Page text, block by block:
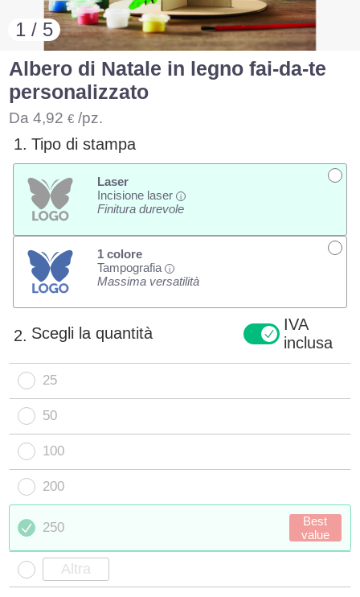
1 / 5
Albero di Natale in legno fai-da-te
personalizzato
Da4,92 € /pz.
1. Tipo di stampa
Laser
Incisione laser
i
Finitura durevole
1 colore
Tampografia
i
Massima versatilità
2. Scegli la quantità
IVA
inclusa
25
50
100
200
250
Best
value